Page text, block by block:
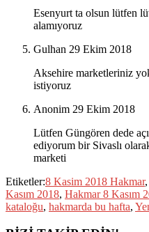
Esenyurt ta olsun lütfen
alamıyoruz
Gulhan 29 Ekim 2018
Aksehire marketleriniz
istiyoruz
Anonim 29 Ekim 2018
Lütfen Güngören dede
ediyorum bir Sivaslı
marketi
Etiketler:8 Kasim 2018 Hakmar,
Kasım 2018, Hakmar 8 Kasım
kataloğu, hakmarda bu hafta,